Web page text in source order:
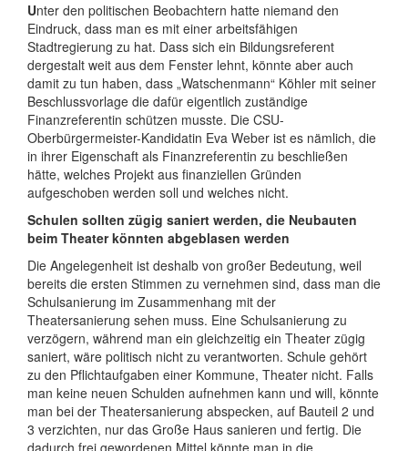
Unter den politischen Beobachtern hatte niemand den
Eindruck, dass man es mit einer arbeitsfähigen
Stadtregierung zu hat. Dass sich ein Bildungsreferent
dergestalt weit aus dem Fenster lehnt, könnte aber auch
damit zu tun haben, dass „Watschenmann“ Köhler mit seiner
Beschlussvorlage die dafür eigentlich zuständige
Finanzreferentin schützen musste. Die CSU-
Oberbürgermeister-Kandidatin Eva Weber ist es nämlich, die
in ihrer Eigenschaft als Finanzreferentin zu beschließen
hätte, welches Projekt aus finanziellen Gründen
aufgeschoben werden soll und welches nicht.
Schulen sollten zügig saniert werden, die Neubauten
beim Theater könnten abgeblasen werden
Die Angelegenheit ist deshalb von großer Bedeutung, weil
bereits die ersten Stimmen zu vernehmen sind, dass man die
Schulsanierung im Zusammenhang mit der
Theatersanierung sehen muss. Eine Schulsanierung zu
verzögern, während man ein gleichzeitig ein Theater zügig
saniert, wäre politisch nicht zu verantworten. Schule gehört
zu den Pflichtaufgaben einer Kommune, Theater nicht. Falls
man keine neuen Schulden aufnehmen kann und will, könnte
man bei der Theatersanierung abspecken, auf Bauteil 2 und
3 verzichten, nur das Große Haus sanieren und fertig. Die
dadurch frei gewordenen Mittel könnte man in die